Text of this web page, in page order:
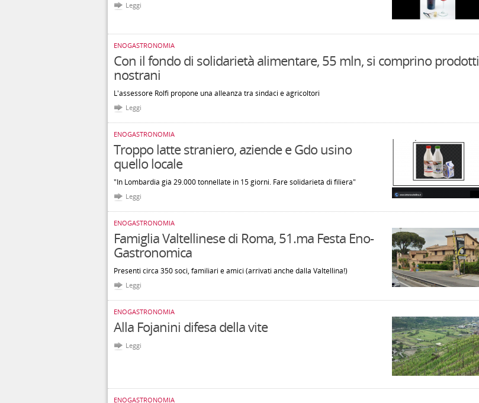
Leggi
ENOGASTRONOMIA
Con il fondo di solidarietà alimentare, 55 mln, si comprino prodotti
nostrani
L'assessore Rolfi propone una alleanza tra sindaci e agricoltori
Leggi
ENOGASTRONOMIA
Troppo latte straniero, aziende e Gdo usino
quello locale
"In Lombardia già 29.000 tonnellate in 15 giorni. Fare solidarietà di filiera"
Leggi
ENOGASTRONOMIA
Famiglia Valtellinese di Roma, 51.ma Festa Eno-
Gastronomica
Presenti circa 350 soci, familiari e amici (arrivati anche dalla Valtellina!)
Leggi
ENOGASTRONOMIA
Alla Fojanini difesa della vite
Leggi
ENOGASTRONOMIA